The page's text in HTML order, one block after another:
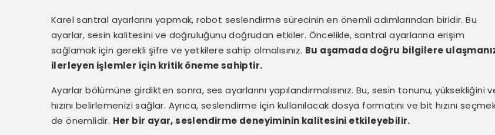
Karel santral ayarlarını yapmak, robot seslendirme sürecinin en önemli adımlarından biridir. Bu
ayarlar, sesin kalitesini ve doğruluğunu doğrudan etkiler. Öncelikle, santral ayarlarına erişim
sağlamak için gerekli şifre ve yetkilere sahip olmalısınız. Bu aşamada doğru bilgilere
ilerleyen işlemler için kritik öneme sahiptir.
Ayarlar bölümüne girdikten sonra, ses ayarlarını yapılandırmalısınız. Bu, sesin tonunu, yüksekliğini
hızını belirlemenizi sağlar. Ayrıca, seslendirme için kullanılacak dosya formatını ve bit hızını
de önemlidir. Her bir ayar, seslendirme deneyiminin kalitesini etkileyebilir.